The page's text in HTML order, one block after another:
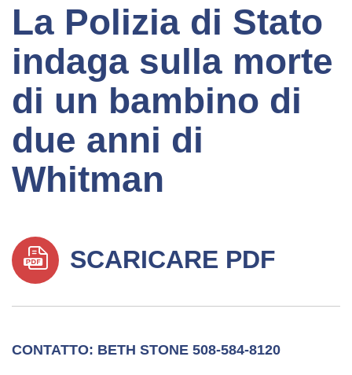
La Polizia di Stato
indaga sulla morte
di un bambino di
due anni di
Whitman
SCARICARE PDF
CONTATTO: BETH STONE 508-584-8120